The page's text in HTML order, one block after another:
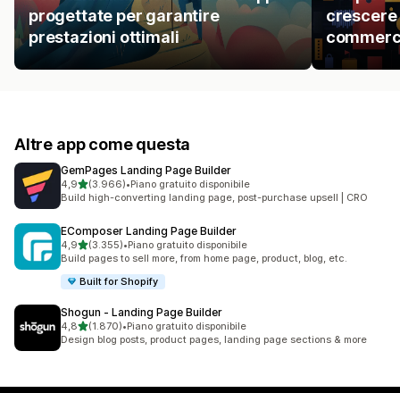
progettate per garantire
prestazioni ottimali
Altre app come questa
GemPages Landing Page Builder
4,9stelle su 5
(3.966)
3966 recensioni totali
•Piano gratuito disponibile
Build high-converting landing page, post-purchase upsell | CRO
EComposer Landing Page Builder
4,9stelle su 5
(3.355)
3355 recensioni totali
•Piano gratuito disponibile
Build pages to sell more, from home page, product, blog, etc.
Built for Shopify
Shogun ‑ Landing Page Builder
4,8stelle su 5
(1.870)
1870 recensioni totali
•Piano gratuito disponibile
Design blog posts, product pages, landing page sections & more